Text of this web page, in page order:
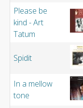
Please be
kind - Art
Tatum
Spidit
In a mellow
tone